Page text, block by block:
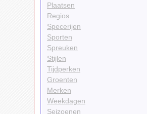
Plaatsen
Regios
Specerijen
Sporten
Spreuken
Stijlen
Tijdperken
Groenten
Merken
Weekdagen
Seizoenen